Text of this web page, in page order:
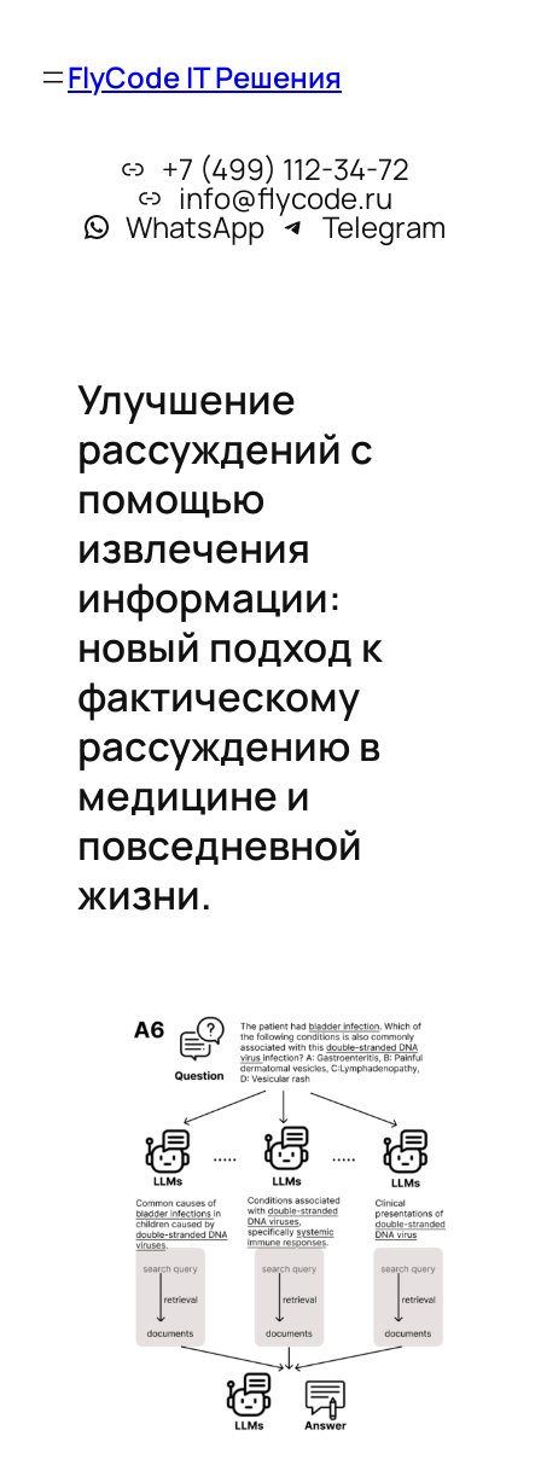
FlyCode IT Решения
+7 (499) 112-34-72
info@flycode.ru
WhatsApp Telegram
Улучшение
рассуждений с
помощью
извлечения
информации:
новый подход к
фактическому
рассуждению в
медицине и
повседневной
жизни.